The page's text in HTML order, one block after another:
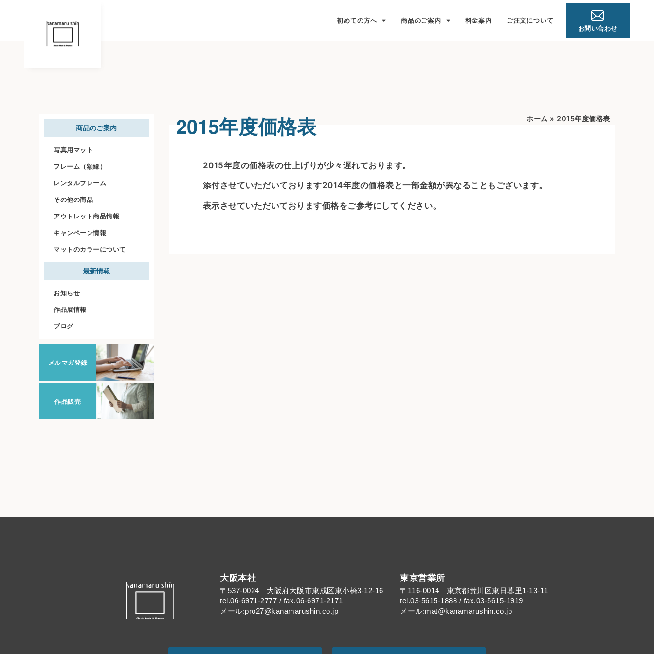
初めての方へ 商品のご案内 料金案内
ご注文について
お問い合わせ
商品のご案内
写真用マット
フレーム（額縁）
レンタルフレーム
その他の商品
アウトレット商品情報
キャンペーン情報
マットのカラーについて
最新情報
お知らせ
作品展情報
ブログ
メルマガ登録
作品販売
2015年度価格表 ホーム » 2015年度価格表
2015年度の価格表の仕上げりが少々遅れております。
添付させていただいております2014年度の価格表と一部金額が異なることもございます。
表示させていただいております価格をご参考にしてください。
大阪本社
〒537-0024 大阪府大阪市東成区東小橋3-12-16
tel.06-6971-2777 / fax.06-6971-2171
メール:pro27@kanamarushin.co.jp​
東京営業所
〒116-0014 東京都荒川区東日暮里1-13-11
tel.03-5615-1888 / fax.03-5615-1919
メール:mat@kanamarushin.co.jp